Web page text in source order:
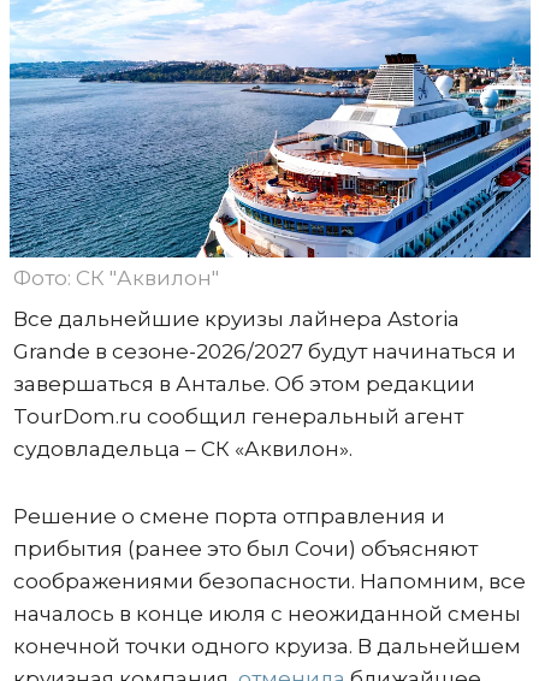
Фото: СК "Аквилон"
Все дальнейшие круизы лайнера Astoria
Grande в сезоне-2026/2027 будут начинаться и
завершаться в Анталье. Об этом редакции
TourDom.ru сообщил генеральный агент
судовладельца – СК «Аквилон».
Решение о смене порта отправления и
прибытия (ранее это был Сочи) объясняют
соображениями безопасности. Напомним, все
началось в конце июля с неожиданной смены
конечной точки одного круиза. В дальнейшем